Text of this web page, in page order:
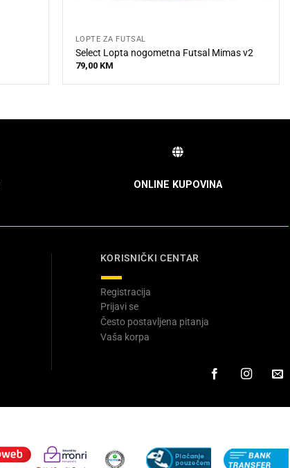
LOPTE ZA FUTSAL
Select Lopta nogometna Futsal Mimas v2
79,00 KM
ONLINE KUPOVINA
KORISNIČKI CENTAR
Registracija
Prijavi se
Često postavljena pitanja
Vaša korpa